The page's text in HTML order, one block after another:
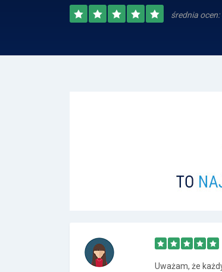
średnia ocen:
Uważam, że